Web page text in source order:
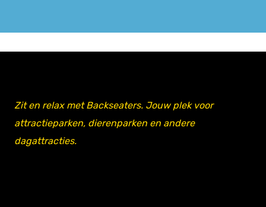
Zit en relax met Backseaters. Jouw plek voor
attractieparken, dierenparken en andere
dagattracties.